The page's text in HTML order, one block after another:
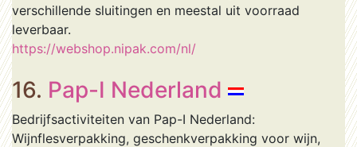
verschillende sluitingen en meestal uit voorraad
leverbaar.
https://webshop.nipak.com/nl/
16. Pap-I Nederland
Bedrijfsactiviteiten van Pap-I Nederland:
Wijnflesverpakking, geschenkverpakking voor wijn,